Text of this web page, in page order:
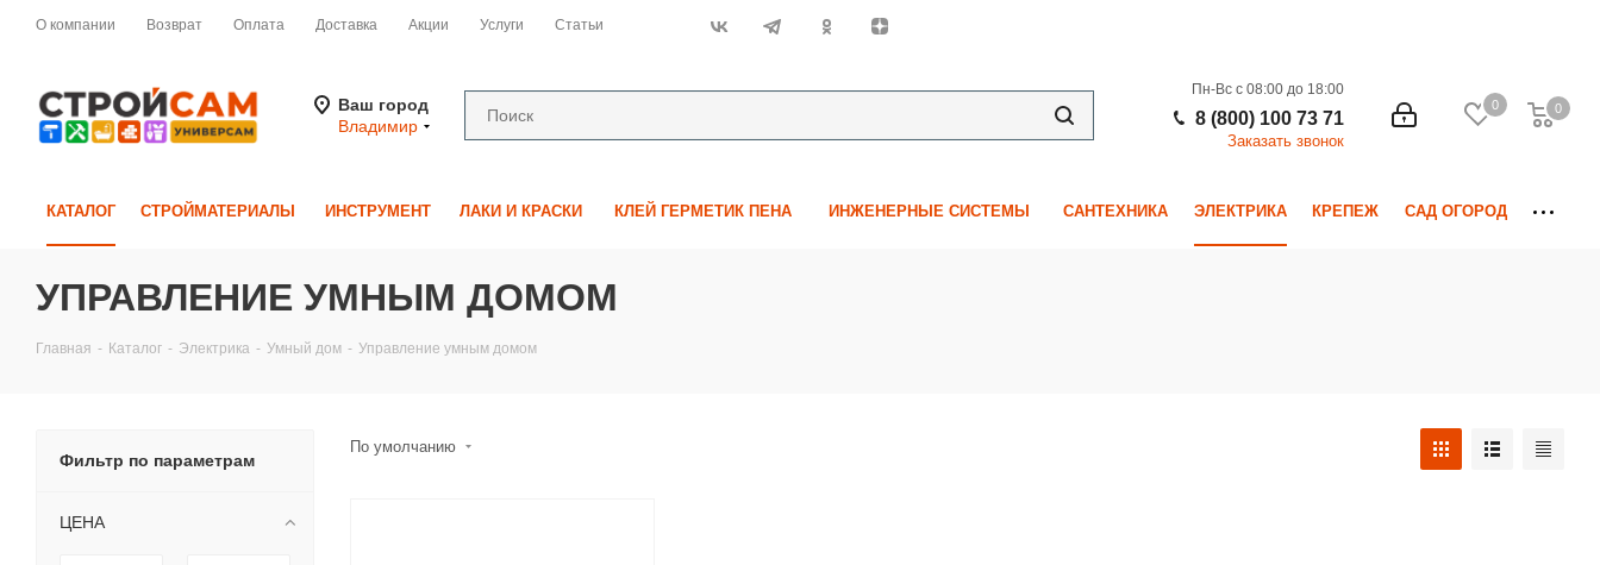
О компании Возврат Оплата Доставка Акции Услуги Статьи
Ваш город
Владимир
0 0
0
Пн-Вс с 08:00 до 18:00
8 (800) 100 73 71
Заказать звонок
КАТАЛОГ СТРОЙМАТЕРИАЛЫ ИНСТРУМЕНТ ЛАКИ И КРАСКИ КЛЕЙ ГЕРМЕТИК ПЕНА ИНЖЕНЕРНЫЕ СИСТЕМЫ САНТЕХНИКА ЭЛЕКТРИКА КРЕПЕЖ САД ОГОРОД
УПРАВЛЕНИЕ УМНЫМ ДОМОМ
Главная - Каталог - Электрика - Умный дом - Управление умным домом
По умолчанию
Фильтр по параметрам
ЦЕНА